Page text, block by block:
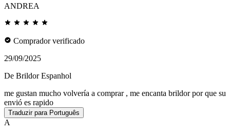
ANDREA
Comprador verificado
29/09/2025
De Brildor Espanhol
me gustan mucho volvería a comprar , me encanta brildor por que su
envió es rapido
Traduzir para Português
A